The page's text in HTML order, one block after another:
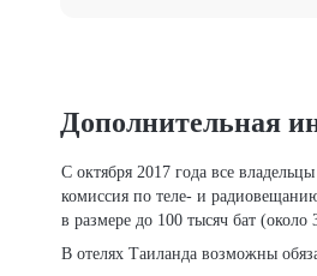
Дополнительная
С октября 2017 года все владельцы квадрокоптеров и других беспилотных летательных аппаратов (дронов) обязаны регистрировать свои устройства в Национальной
комиссия по теле- и
в размере до 100 тысяч бат
В отелях Таиланда возможны